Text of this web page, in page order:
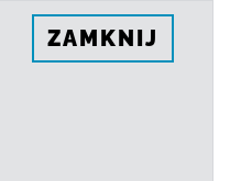
ZAMKNIJ